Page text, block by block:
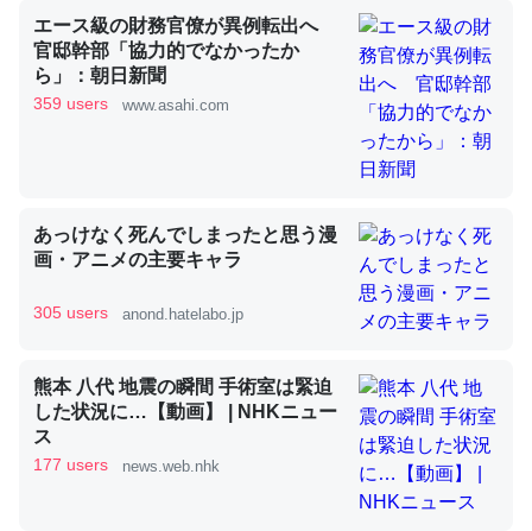
昆虫ってカルシウム少ないのか。知らんかった。調べたら
コオロギのカルシウム分はエビの600分の1程度。
─ニュース :: 【研究発表】昆虫学の大問題＝「昆虫はなぜ海にいな
論文では「淡水はカルシウムも酸素も不足してて両方に不
利だから両方が拮抗してるのでは」とあって面白い。海に
いる鋏角類（カブトガニ・ウミグモ）はカルシウムを使わ
ずキチンを強化してる筈だが、酵素が違うのか？
いのか」に関する新仮説
エース級の財務官僚が異例転出へ
官邸幹部「協力的でなかったか
ら」：朝日新聞
359 users www.asahi.com
あっけなく死んでしまったと思う漫
画・アニメの主要キャラ
305 users anond.hatelabo.jp
熊本 八代 地震の瞬間 手術室は緊迫
した状況に…【動画】 | NHKニュー
ス
177 users news.web.nhk